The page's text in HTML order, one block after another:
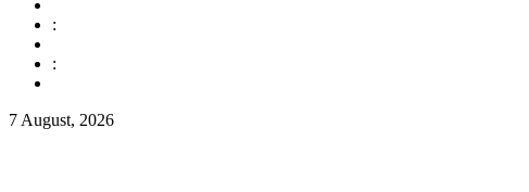
:
:
7 August, 2026